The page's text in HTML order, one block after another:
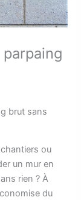
brut sans
ou
un mur en
rien ? À
du